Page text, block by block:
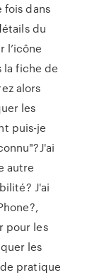
fois dans
du
l’icône
la fiche de
alors
les
puis-je
autre
J'ai
pour les
les
pratique